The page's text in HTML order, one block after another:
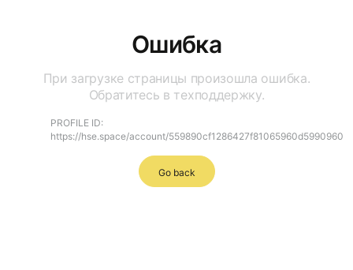
Ошибка
При загрузке страницы произошла ошибка.
Обратитесь в техподдержку.
PROFILE ID:
https://hse.space/account/559890cf1286427f81065960d5990960
Go back